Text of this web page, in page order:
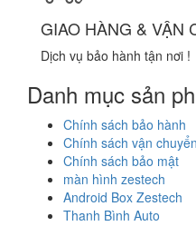
GIAO HÀNG & VẬN
Dịch vụ bảo hành tận nơi !
Danh mục sản
Chính sách bảo hành
Chính sách vận chuyển
Chính sách bảo mật
màn hình zestech
Android Box Zestech
Thanh Bình Auto